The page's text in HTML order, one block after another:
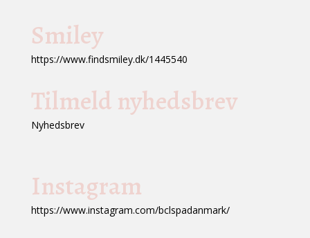
Smiley
https://www.findsmiley.dk/1445540
Tilmeld nyhedsbrev
Nyhedsbrev
Instagram
https://www.instagram.com/bclspadanmark/